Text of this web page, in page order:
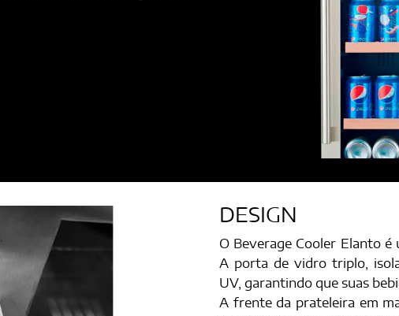
DESIGN
O Beverage Cooler Elanto é
A porta de vidro triplo,
UV, garantindo que suas
A frente da prateleira em